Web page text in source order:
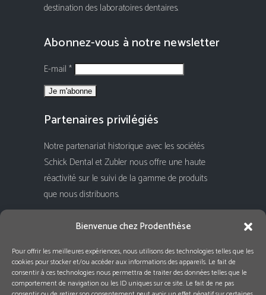
Bienvenue chez Prodenthèse
Pour offrir les meilleures expériences, nous utilisons des technologies telles que les
cookies pour stocker et/ou accéder aux informations des appareils. Le fait de
consentir à ces technologies nous permettra de traiter des données telles que le
comportement de navigation ou les ID uniques sur ce site. Le fait de ne pas
destination des laboratoires dentaires.
Abonnez-vous à notre newsletter
E-mail *
Partenaires privilégiés
Notre partenariat historique avec les sociétés
Schick Dental et Zubler nous offre une haute
réactivité sur le suivi de la gamme de produits
que nous distribuons.
Rejoignez-nous !